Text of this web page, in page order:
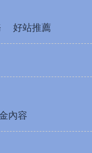
好站推薦
內容